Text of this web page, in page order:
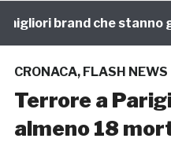
brand che stanno
CRONACA, FLASH NEWS
Terrore a
almeno 18